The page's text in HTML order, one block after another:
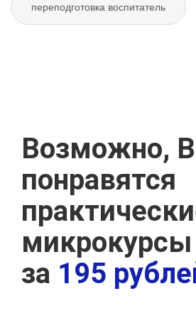
переподготовка воспитатель
Возможно,
понравятся
микрокурсы
за 195